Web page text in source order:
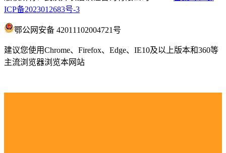
ICP备2023012683号-3
鄂公网安备 42011102004721号
建议您使用Chrome、Firefox、Edge、IE10及以上版本和360等
主流浏览器浏览本网站